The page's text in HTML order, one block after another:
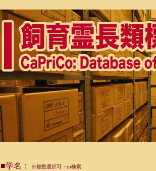
■学名： ※複数選択可・or検索